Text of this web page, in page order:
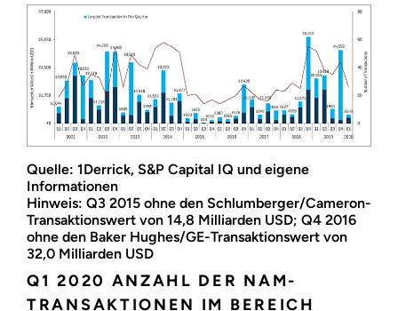
Quelle: 1Derrick, S&P Capital IQ und eigene
Informationen
Hinweis: Q3 2015 ohne den Schlumberger/Cameron-
Transaktionswert von 14,8 Milliarden USD; Q4 2016
ohne den Baker Hughes/GE-Transaktionswert von
32,0 Milliarden USD
Q1 2020 ANZAHL DER NAM-
TRANSAKTIONEN IM BEREICH